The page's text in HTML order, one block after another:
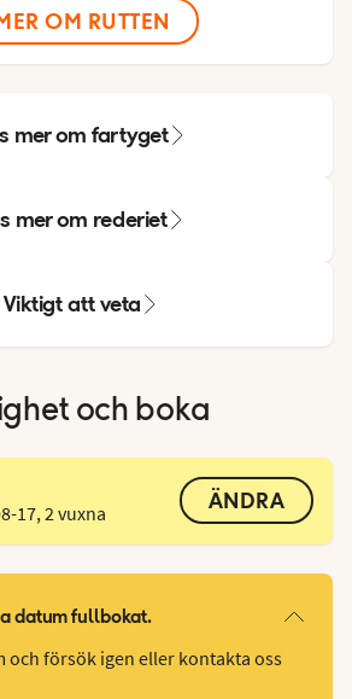
OM RUTTEN
mer om fartyget
mer om rederiet
Viktigt att veta
och boka
17, 2 vuxna ÄNDRA
datum fullbokat.
och försök igen eller kontakta oss